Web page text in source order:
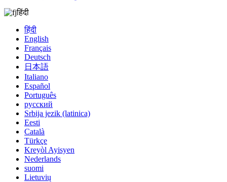
हिंदी
हिंदी
English
Français
Deutsch
日本語
Italiano
Español
Português
русский
Srbija jezik (latinica)
Eesti
Català
Türkçe
Kreyòl Ayisyen
Nederlands
suomi
Lietuvių